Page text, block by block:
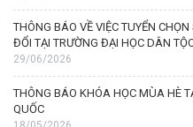
THÔNG BÁO VỀ VIỆC TUYỂN
ĐỔI TẠI TRƯỜNG ĐẠI HỌC DÂN
29/06/2026
THÔNG BÁO KHÓA HỌC MÙA HÈ
QUỐC